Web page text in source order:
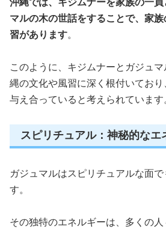
沖縄では、キジムナーを家族の一
マルの木の世話をすることで、家
習があります。
このように、キジムナーとガジュ
縄の文化や風習に深く根付いてお
与え合っていると考えられています
スピリチュアル：神秘的なエ
ガジュマルはスピリチュアルな面
す。
その独特のエネルギーは、多くの